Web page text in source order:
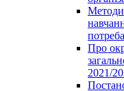
Про
2021/